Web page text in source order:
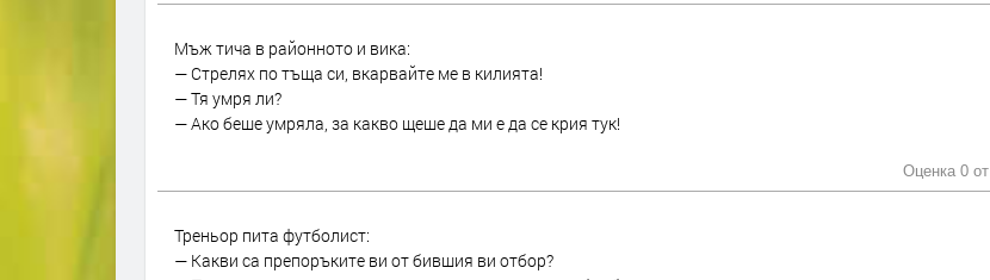
Мъж тича в районното и вика:
— Стрелях по тъща си, вкарвайте ме в килията!
— Тя умря ли?
— Ако беше умряла, за какво щеше да ми е да се крия тук!
Оценка 0 от
Треньор пита футболист:
— Какви са препоръките ви от бившия ви отбор?